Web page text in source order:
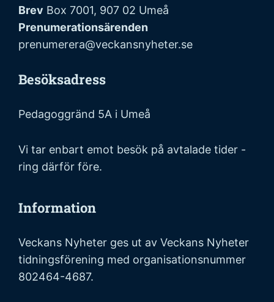
Brev Box 7001, 907 02 Umeå
Prenumerationsärenden
prenumerera@veckansnyheter.se
Besöksadress
Pedagoggränd 5A i Umeå
Vi tar enbart emot besök på avtalade tider -
ring därför före.
Information
Veckans Nyheter ges ut av Veckans Nyheter
tidningsförening med organisationsnummer
802464-4687.